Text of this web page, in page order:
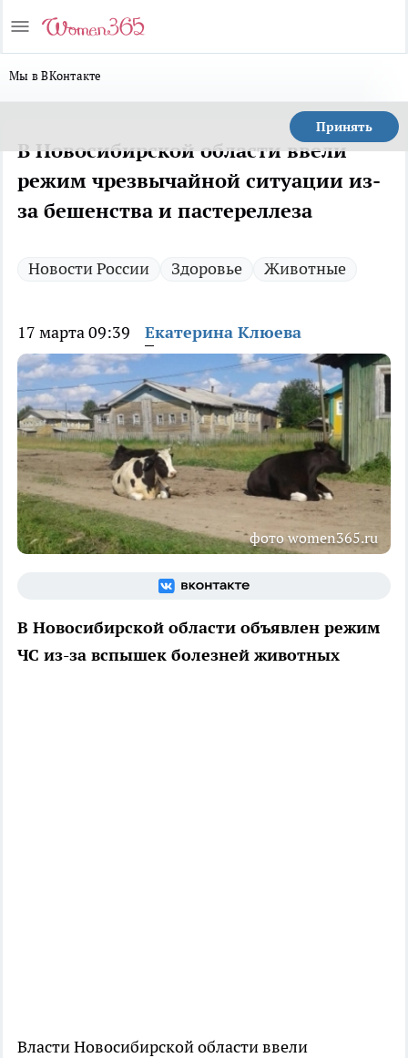
Мы в ВКонтакте
Принять
В Новосибирской области ввели
режим чрезвычайной ситуации из-
за бешенства и пастереллеза
Новости России Здоровье Животные
17 марта 09:39 Екатерина Клюева
фото women365.ru
В Новосибирской области объявлен режим
ЧС из-за вспышек болезней животных
Власти Новосибирской области ввели